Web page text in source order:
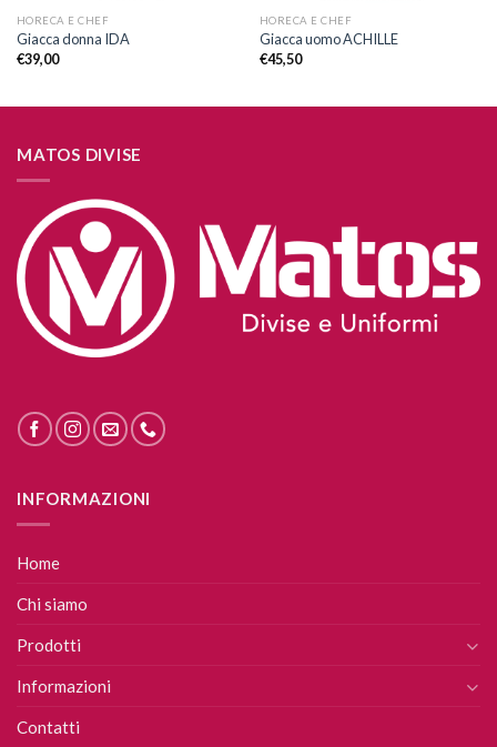
HORECA E CHEF
Giacca donna IDA
€39,00
HORECA E CHEF
Giacca uomo ACHILLE
€45,50
MATOS DIVISE
INFORMAZIONI
Home
Chi siamo
Prodotti
Informazioni
Contatti